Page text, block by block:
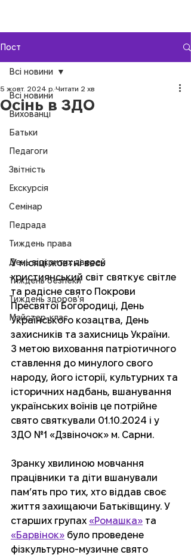
Пост
Всі новини
Вихованці
Батьки
Педагоги
Звітність
Екскурсія
Семінар
Педрада
Тиждень права
День відкритих дверей
Тиждень безпеки
Тиждень здоров'я
Майстер-клас
Всі новини
Осінь в ЗДО
5 жовт. 2024 р. Читати 2 хв
У місяці жовтні весь
християнський світ святкує світле
та радісне свято Покрови
Пресвятої Богородиці, День
Українського козацтва, День
захисників та захисниць України.
З метою виховання патріотичного
ставлення до минулого свого
народу, його історії, культурних та
історичних надбань, вшанування
українських воїнів це потрійне
свято святкували 01.10.2024 і у
ЗДО №1 «Дзвіночок» м. Сарни.
Зранку хвилиною мовчання
працівники та діти вшанували
пам’ять про тих, хто віддав своє
життя захищаючи Батьківщину. У
старших групах «Ромашка» та
«Барвінок» було проведене
фізкультурно-музичне свято